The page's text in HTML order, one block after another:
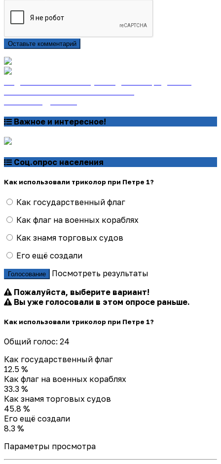
Оставьте комментарий
Важное и интересное!
Соц.опрос населения
Как использовали триколор при Петре 1?
Как государственный флаг
Как флаг на военных кораблях
Как знамя торговых судов
Его ещё создали
Голосование
Посмотреть результаты
Пожалуйста, выберите вариант!
Вы уже голосовали в этом опросе раньше.
Как использовали триколор при Петре 1?
Общий голос: 24
Как государственный флаг
12.5 %
Как флаг на военных кораблях
33.3 %
Как знамя торговых судов
45.8 %
Его ещё создали
8.3 %
Параметры просмотра